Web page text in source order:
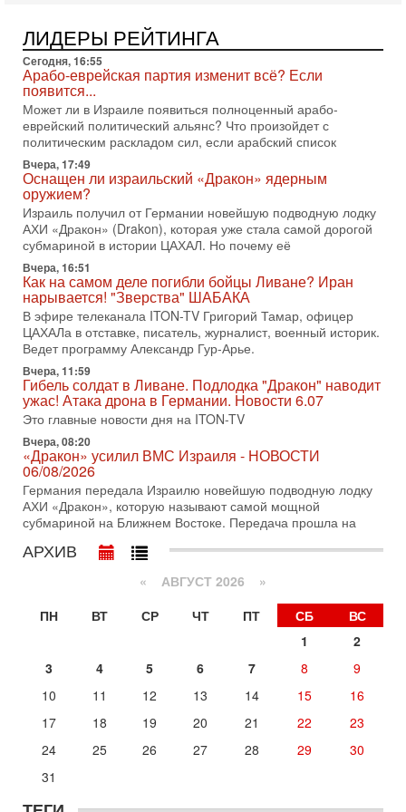
«Русский голос» Израиля: кто заберет его на этот
раз?
Голоса русскоязычных репатриантов не раз кардинально
меняли политический ландшафт Израиля. Достаточно
вспомнить взлет партии «Исраэль ба-алия», когда
31-07-2026, 17:00
Тайны закрытых дверей: о чём на самом деле
молчат Трамп и Нетаньяху?
Недавний визит премьер-министра Израиля Биньямина
Нетаньяху в США и его встреча с Дональдом Трампом
оставили больше вопросов, чем ответов. Полная
31-07-2026, 15:18
Иран готовит покушение на Нетаниягу! Трамп не
хочет эскалации, но КСИР готовит взрыв!
В эфире телеканала ITON-TV СЕРГЕЙ МИГДАЛЬ, эксперт
по вопросам безопасности, офицер запаса
Международного управления полиции Израиля, автор
31-07-2026, 09:02
Битва за разоружение ХАМАСа - НОВОСТИ
31/07/2026
Сегодня президент США Дональд Трамп заявил о
достижении исторического соглашения о полном
разоружении ХАМАСа и других вооруженных группировок в
30-07-2026, 17:59
Иран доведет Трампа до крайних мер? Разбор и
оценка от военного обозревателя Давида Шарпа
Ситуация вокруг противостояния Ирана и США накаляется
с каждым днем. Почему Трамп в самый последний момент
отменил решение о нанесении тяжелых ударов
30-07-2026, 16:54
Покупатель авиакомпании «Аркия» намерен
запретить полеты по субботам!
Вокруг возможной продажи авиакомпании «Аркия»
разгорается громкий конфликт.
Президент США Дональд Трамп сегодня рассматривает
возможность масштабной военной операции против Ирана
Сегодня, 16:55
Арабо-еврейская партия изменит всё? Если
Может ли в Израиле появиться полноценный арабо-
ЛИДЕРЫ РЕЙТИНГА
Сегодня, 16:55
Арабо-еврейская партия изменит всё? Если
появится...
Может ли в Израиле появиться полноценный арабо-
еврейский политический альянс? Что произойдет с
политическим раскладом сил, если арабский список
Вчера, 17:49
Оснащен ли израильский «Дракон» ядерным
оружием?
Израиль получил от Германии новейшую подводную лодку
АХИ «Дракон» (Drakon), которая уже стала самой дорогой
субмариной в истории ЦАХАЛ. Но почему её
Вчера, 16:51
Как на самом деле погибли бойцы Ливане? Иран
нарывается! "Зверства" ШАБАКА
В эфире телеканала ITON-TV Григорий Тамар, офицер
ЦАХАЛа в отставке, писатель, журналист, военный историк.
Ведет программу Александр Гур-Арье.
Вчера, 11:59
Гибель солдат в Ливане. Подлодка "Дракон" наводит
ужас! Атака дрона в Германии. Новости 6.07
Это главные новости дня на ITON-TV
Вчера, 08:20
«Дракон» усилил ВМС Израиля - НОВОСТИ
06/08/2026
Германия передала Израилю новейшую подводную лодку
АХИ «Дракон», которую называют самой мощной
субмариной на Ближнем Востоке. Передача прошла на
АРХИВ
« АВГУСТ 2026 »
ПН
ВТ СР ЧТ ПТ СБ
ВС
1
2
3
4 5 6 7 8
9
10
11 12 13 14 15
16
17
18 19 20 21 22
23
24
25 26 27 28 29
30
31